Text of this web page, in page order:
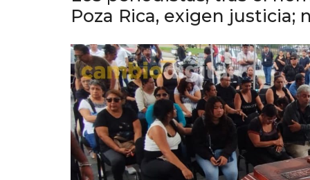
Poza Rica, exigen justicia;